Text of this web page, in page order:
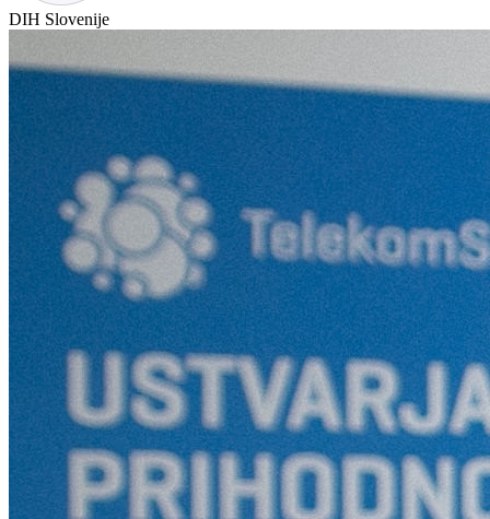
DIH Slovenije